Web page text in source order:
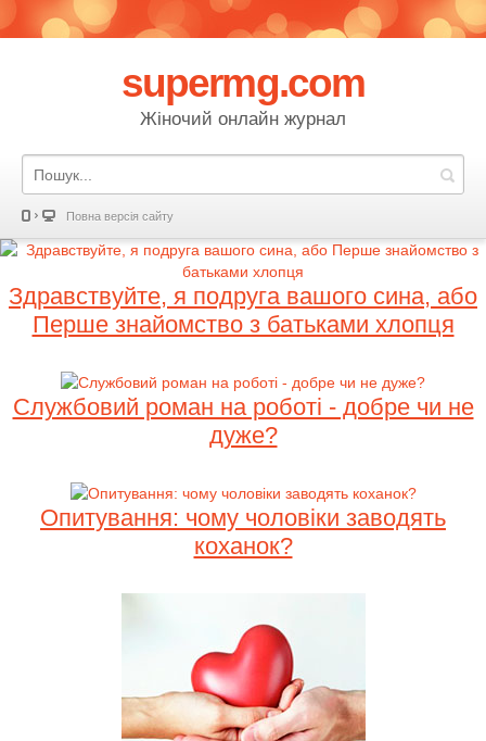
supermg.com
Жіночий онлайн журнал
Повна версія сайту
Здравствуйте, я подруга вашого сина, або
Перше знайомство з батьками хлопця
Службовий роман на роботі - добре чи не
дуже?
Опитування: чому чоловіки заводять
коханок?